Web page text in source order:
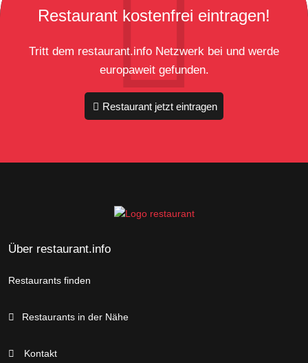
Restaurant kostenfrei eintragen!
Tritt dem restaurant.info Netzwerk bei und werde
europaweit gefunden.
Restaurant jetzt eintragen
Über restaurant.info
Restaurants finden
Restaurants in der Nähe
Kontakt